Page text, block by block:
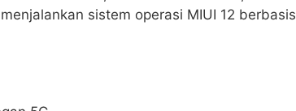
sistem operasi MIUI 12 berbasis